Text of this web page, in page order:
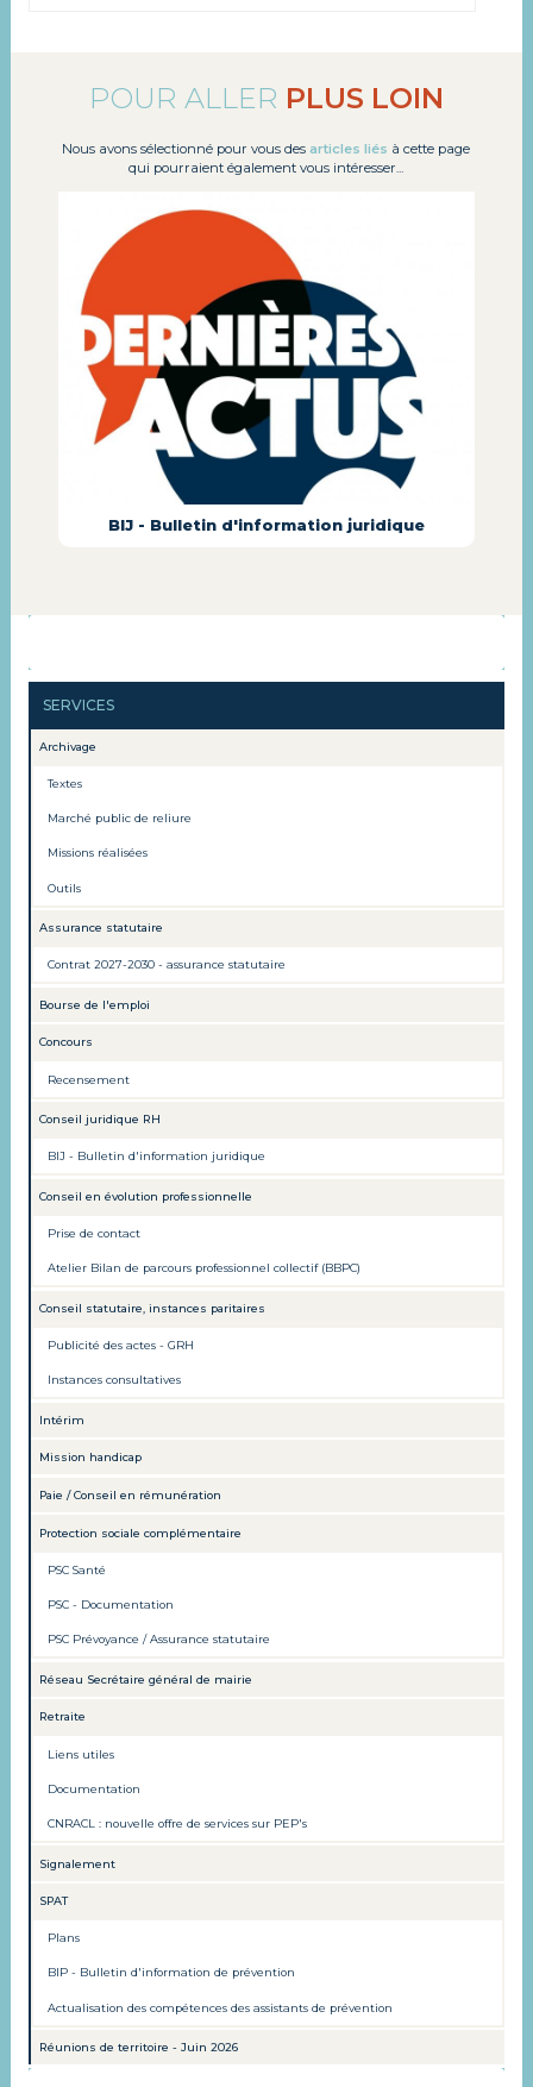
SERVICES
Archivage
Textes
Marché public de reliure
Missions réalisées
Outils
Assurance statutaire
Contrat 2027-2030 - assurance statutaire
Bourse de l'emploi
Concours
Recensement
Conseil juridique RH
BIJ - Bulletin d'information juridique
Conseil en évolution professionnelle
Prise de contact
Atelier Bilan de parcours professionnel collectif (BBPC)
Conseil statutaire, instances paritaires
Publicité des actes - GRH
Instances consultatives
Intérim
Mission handicap
Paie / Conseil en rémunération
Protection sociale complémentaire
PSC Santé
PSC - Documentation
PSC Prévoyance / Assurance statutaire
Réseau Secrétaire général de mairie
Retraite
Liens utiles
Documentation
CNRACL : nouvelle offre de services sur PEP's
Signalement
SPAT
Plans
BIP - Bulletin d'information de prévention
Actualisation des compétences des assistants de prévention
Réunions de territoire - Juin 2026
POUR ALLER PLUS LOIN
Nous avons sélectionné pour vous des articles liés à cette page
qui pourraient également vous intéresser...
BIJ - Bulletin d'information juridique